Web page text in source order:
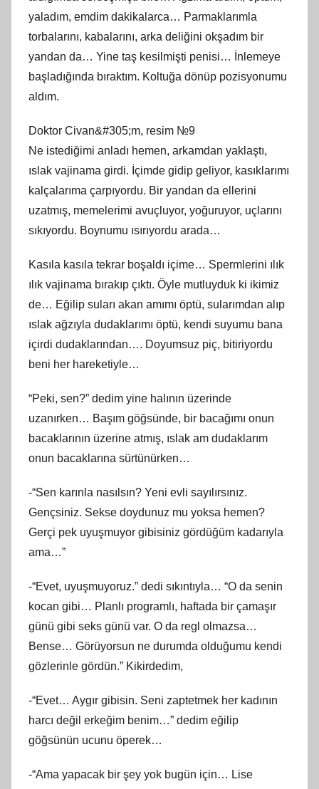
yaladım, emdim dakikalarca… Parmaklarımla
torbalarını, kabalarını, arka deliğini okşadım bir
yandan da… Yine taş kesilmişti penisi… İnlemeye
başladığında bıraktım. Koltuğa dönüp pozisyonumu
aldım.
Doktor Civan&#305;m, resim №9
Ne istediğimi anladı hemen, arkamdan yaklaştı,
ıslak vajinama girdi. İçimde gidip geliyor, kasıklarımı
kalçalarıma çarpıyordu. Bir yandan da ellerini
uzatmış, memelerimi avuçluyor, yoğuruyor, uçlarını
sıkıyordu. Boynumu ısırıyordu arada…
Kasıla kasıla tekrar boşaldı içime… Spermlerini ılık
ılık vajinama bırakıp çıktı. Öyle mutluyduk ki ikimiz
de… Eğilip suları akan amımı öptü, sularımdan alıp
ıslak ağzıyla dudaklarımı öptü, kendi suyumu bana
içirdi dudaklarından…. Doyumsuz piç, bitiriyordu
beni her hareketiyle…
“Peki, sen?” dedim yine halının üzerinde
uzanırken… Başım göğsünde, bir bacağımı onun
bacaklarının üzerine atmış, ıslak am dudaklarım
onun bacaklarına sürtünürken…
-“Sen karınla nasılsın? Yeni evli sayılırsınız.
Gençsiniz. Sekse doydunuz mu yoksa hemen?
Gerçi pek uyuşmuyor gibisiniz gördüğüm kadarıyla
ama…”
-“Evet, uyuşmuyoruz.” dedi sıkıntıyla… “O da senin
kocan gibi… Planlı programlı, haftada bir çamaşır
günü gibi seks günü var. O da regl olmazsa…
Bense… Görüyorsun ne durumda olduğumu kendi
gözlerinle gördün.” Kikirdedim,
-“Evet… Aygır gibisin. Seni zaptetmek her kadının
harcı değil erkeğim benim…” dedim eğilip
göğsünün ucunu öperek…
-“Ama yapacak bir şey yok bugün için… Lise